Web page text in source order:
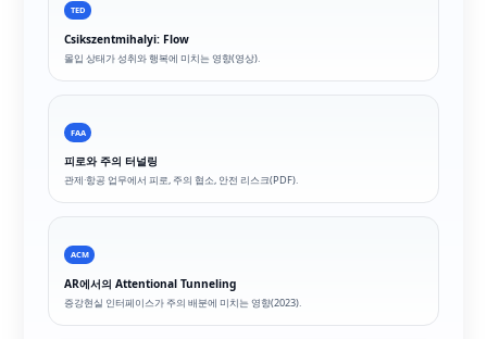
TED
Csikszentmihalyi: Flow
몰입 상태가 성취와 행복에 미치는 영향(영상).
FAA
피로와 주의 터널링
관제·항공 업무에서 피로, 주의 협소, 안전 리스크(PDF).
ACM
AR에서의 Attentional Tunneling
증강현실 인터페이스가 주의 배분에 미치는 영향(2023).